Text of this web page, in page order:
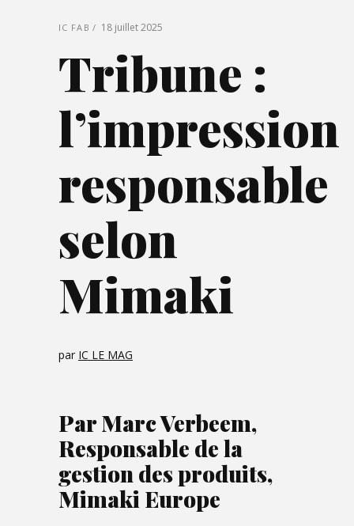
IC FAB 18 juillet 2025
Tribune :
l’impression
responsable
selon
Mimaki
par IC LE MAG
Par Marc Verbeem,
Responsable de la
gestion des produits,
Mimaki Europe